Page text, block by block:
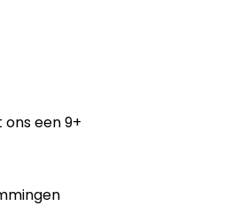
een 9+